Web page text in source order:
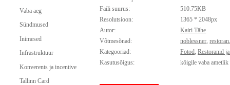
Vaba aeg
Sündmused
Inimesed
Infrastruktuur
Konverents ja incentive
Tallinn Card
Faili suurus:
510.75KB
Resolutsioon:
1365 * 2048px
Autor:
Kairi Tähe
Võtmesõnad:
noblessner,restoran
Kategooriad:
Fotod,Restoranid
Kasutusõigus:
kõigile vaba